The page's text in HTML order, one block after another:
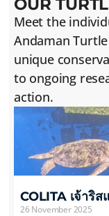
OUR
Meet the
Andaman
unique
to ongoing
action.
COLITA เจ้าริส
26 November 2025